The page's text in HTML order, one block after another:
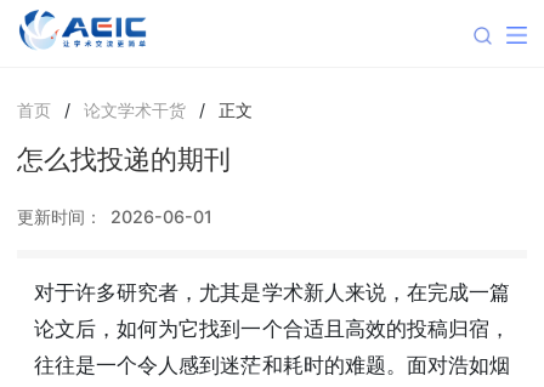
首页 / 论文学术干货 / 正文
怎么找投递的期刊
更新时间： 2026-06-01
对于许多研究者，尤其是学术新人来说，在完成一篇
论文后，如何为它找到一个合适且高效的投稿归宿，
往往是一个令人感到迷茫和耗时的难题。面对浩如烟